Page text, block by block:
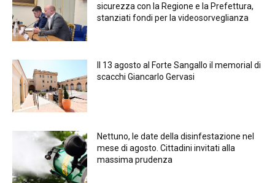
sicurezza con la Regione e la Prefettura,
stanziati fondi per la videosorveglianza
Il 13 agosto al Forte Sangallo il memorial di
scacchi Giancarlo Gervasi
Nettuno, le date della disinfestazione nel
mese di agosto. Cittadini invitati alla
massima prudenza